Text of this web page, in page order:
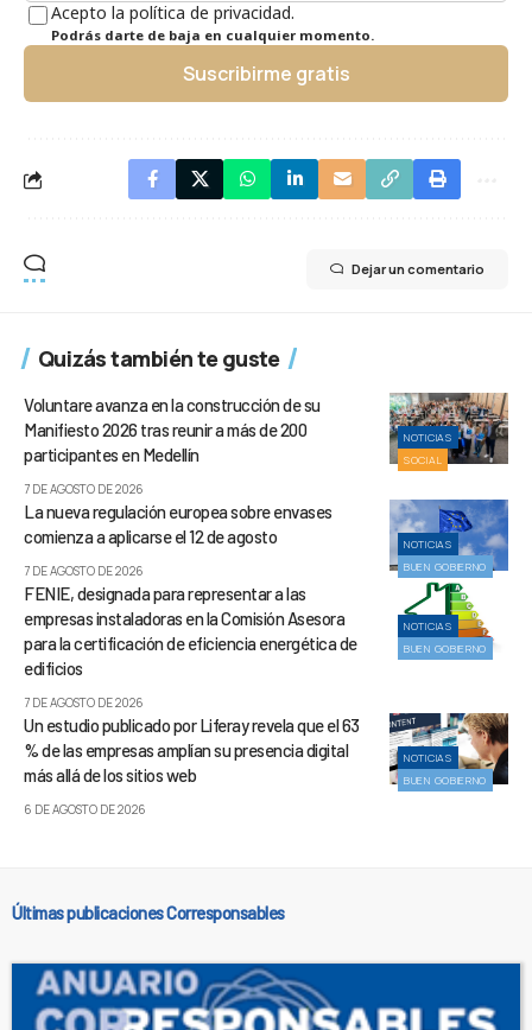
Acepto la política de privacidad.
Podrás darte de baja en cualquier momento.
Suscribirme gratis
Dejar un comentario
Quizás también te guste
NOTICIAS
SOCIAL
Voluntare avanza en la construcción de su
Manifiesto 2026 tras reunir a más de 200
participantes en Medellín
7 DE AGOSTO DE 2026
NOTICIAS
BUEN GOBIERNO
La nueva regulación europea sobre envases
comienza a aplicarse el 12 de agosto
7 DE AGOSTO DE 2026
NOTICIAS
BUEN GOBIERNO
FENIE, designada para representar a las
empresas instaladoras en la Comisión Asesora
para la certificación de eficiencia energética de
edificios
7 DE AGOSTO DE 2026
NOTICIAS
BUEN GOBIERNO
Un estudio publicado por Liferay revela que el 63
% de las empresas amplían su presencia digital
más allá de los sitios web
6 DE AGOSTO DE 2026
Últimas publicaciones Corresponsables